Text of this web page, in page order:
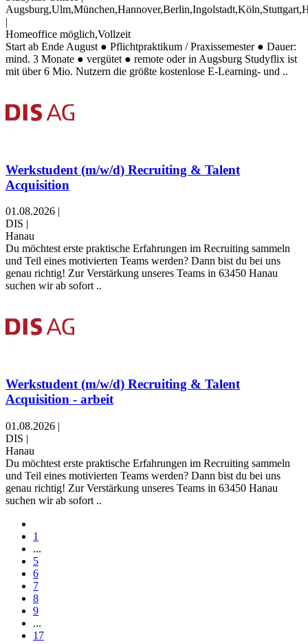
|
Homeoffice möglich,Vollzeit
Start ab Ende August ● Pflichtpraktikum / Praxissemester ● Dauer:
mind. 3 Monate ● vergütet ● remote oder in Augsburg Studyflix ist
mit über 6 Mio. Nutzern die größte kostenlose E-Learning- und ..
Werkstudent (m/w/d) Recruiting & Talent
Acquisition
01.08.2026 |
DIS |
Hanau
Du möchtest erste praktische Erfahrungen im Recruiting sammeln
und Teil eines motivierten Teams werden? Dann bist du bei uns
genau richtig! Zur Verstärkung unseres Teams in 63450 Hanau
suchen wir ab sofort ..
Werkstudent (m/w/d) Recruiting & Talent
Acquisition - arbeit
01.08.2026 |
DIS |
Hanau
Du möchtest erste praktische Erfahrungen im Recruiting sammeln
und Teil eines motivierten Teams werden? Dann bist du bei uns
genau richtig! Zur Verstärkung unseres Teams in 63450 Hanau
suchen wir ab sofort ..
1
...
5
6
7
8
9
...
17